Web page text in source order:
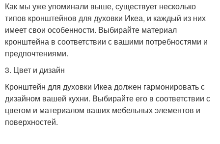
Как мы уже упоминали выше, существует несколько
типов кронштейнов для духовки Икеа, и каждый из них
имеет свои особенности. Выбирайте материал
кронштейна в соответствии с вашими потребностями и
предпочтениями.
3. Цвет и дизайн
Кронштейн для духовки Икеа должен гармонировать с
дизайном вашей кухни. Выбирайте его в соответствии с
цветом и материалом ваших мебельных элементов и
поверхностей.